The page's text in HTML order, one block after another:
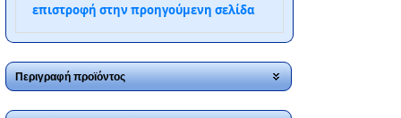
επιστροφή στην προηγούμενη σελίδα
Περιγραφή προϊόντος